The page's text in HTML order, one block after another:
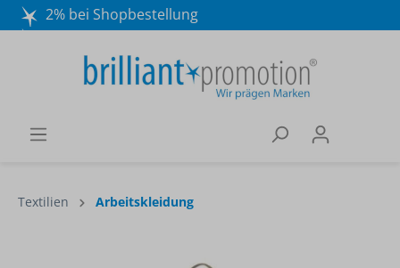
2% bei Shopbestellung
Wir beraten Sie gerne:
040 / 570 18 25 70
Textilien Arbeitskleidung